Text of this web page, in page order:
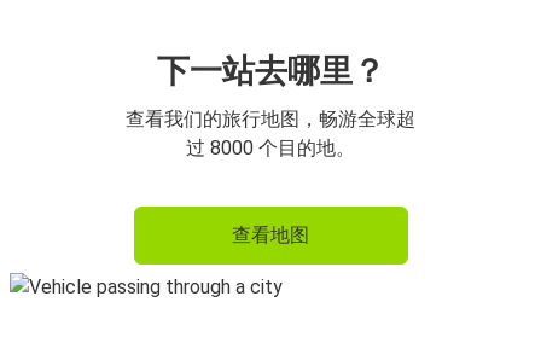
下一站去哪里？
查看我们的旅行地图，畅游全球超
过 8000 个目的地。
查看地图